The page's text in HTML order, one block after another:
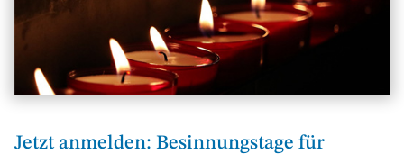
Jetzt anmelden: Besinnungstage für